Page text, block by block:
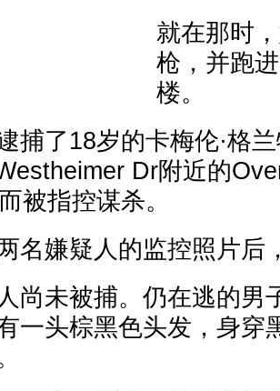
就在那时
枪，并跑
楼。
捕了18岁的卡梅伦·格
Dr附近的
被指控谋杀。
名嫌疑人的监控照片后
尚未被捕。仍在逃的男
一头棕黑色头发，身穿